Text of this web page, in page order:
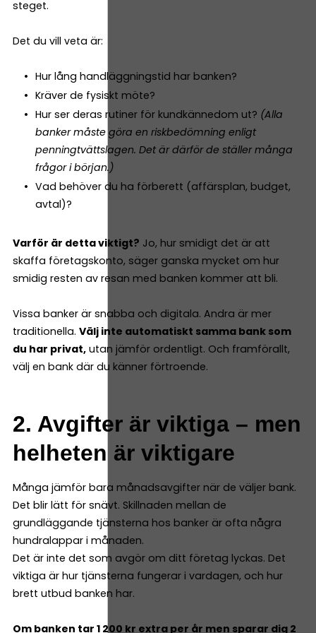
steget.
Det du vill veta är:
Hur lång handläggningstid har banken?
Kräver de fysiskt möte?
Hur ser deras rutiner för kundkännedom ut? (Alla
banker måste göra en riskbedömning enligt
penningtvättslagen. Det är därför de ställer många
frågor i början.)
Vad behöver du ha förberett (affärsplan, budget,
avtal)?
Varför är detta viktigt? Jo, hur smidigt det är att
skaffa företagskonto, säger ganska mycket om hur
smidig resten av resan med banken kommer att bli.
Vissa banker är snabba och digitala. Andra är mer
traditionella. Välj inte automatiskt samma bank som
du har privat, utan jämför ordentligt. Och framförallt,
välj en bank där du känner förtroende.
2. Avgifter är viktiga – men
helheten är viktigare
Många jämför bara månadsavgifter när de väljer bank.
Det blir lätt för snävt. Skillnaden mellan de
grundläggande tjänsterna hos banker är ofta några
hundralappar i månaden.
Det är inte det som avgör om ditt företag lyckas. Det
viktiga är hur tjänsterna fungerar i vardagen, och hur
brett utbud banken har.
Om banken tar 1 200 kr extra per år men sparar dig 2